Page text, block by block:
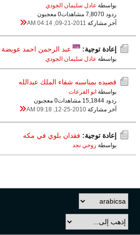
بواسطة عادل سليمان الجودي
ردود 0
7,807 مشاهدات
0 معجبون
آخر مشاركة 09-21-2011, 04:14 AM
إعادة توجية: عبد الرحمن احمد عويضة
بواسطة عادل سليمان الجودي
قصيده بمناسبه شفاء الملك عبدالله
بواسطة ابو الفزعات
ردود 4
15,184 مشاهدات
0 معجبون
آخر مشاركة 12-25-2010, 09:18 AM
إعادة توجية: فقدان بلوي في مكه
بواسطة روحي نجد